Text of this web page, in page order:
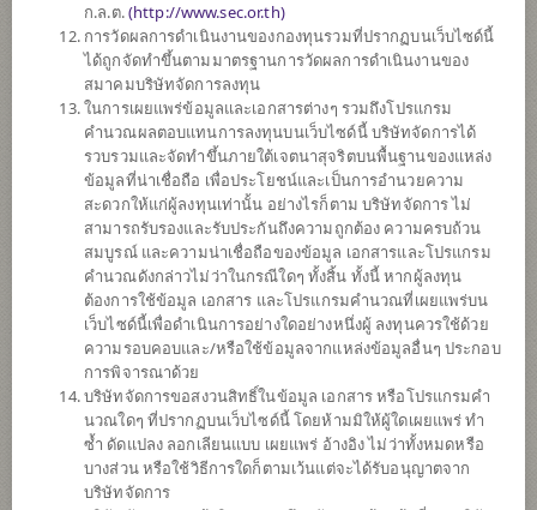
ข้อมูลการสั่งซื้อขาย
ดาวน์โหลดเอกสาร
ปฏิทินวันหยุด
นโยบาย
ลงทุนง่ายๆ ผ่าน SCB EASY คลิก
เน้นลงทุนในหน่วยลงทุนของกองทุนรวมต่างประเทศเพียงกองทุน
เดียว (Feeder Fund) ได้แก่ VanEck Semiconductor UCITS ETF
(กองทุนหลัก) สกุลเงิน USD กองทุนหลักลงทุนในตราสารทุน
ตราสาร depository receipts ที่จดทะเบียนในตลาดหลักทรัพย์
สหรัฐ ในอุตสาหกรรม Semiconductor ใช้กลยุทธ์การลงทุนแบบ
Replication Strategy ซึ่งลงทุนในตราสารทุน American
depository receipts (ADRs) และ Global depository receipts
ที่เป็นส่วนประกอบในดัชนี MVIS US Listed Semiconductor
10% Capped ESG Index เพื่อให้ผลการดำเนินงานของกองทุน
ก่อนหักค่าธรรมเนียมและค่าใช้จ่ายใกล้เคียงกับผลตอบแทนของ
ก.ล.ต.(http://www.sec.or.th)
การวัดผลการดำเนินงานของกองทุนรวมที่ปรากฏบนเว็บไซด์นี้
ได้ถูกจัดทำขึ้นตามมาตรฐานการวัดผลการดำเนินงานของ
สมาคมบริษัทจัดการลงทุน
ในการเผยแพร่ข้อมูลและเอกสารต่างๆ รวมถึงโปรแกรม
คำนวณผลตอบแทนการลงทุนบนเว็บไซด์นี้ บริษัทจัดการได้
รวบรวมและจัดทำขึ้นภายใต้เจตนาสุจริตบนพื้นฐานของแหล่ง
ข้อมูลที่น่าเชื่อถือ เพื่อประโยชน์และเป็นการอำนวยความ
สะดวกให้แก่ผู้ลงทุนเท่านั้น อย่างไรก็ตาม บริษัทจัดการ ไม่
สามารถรับรองและรับประกันถึงความถูกต้อง ความครบถ้วน
สมบูรณ์ และความน่าเชื่อถือของข้อมูล เอกสารและโปรแกรม
คำนวณดังกล่าวไม่ว่าในกรณีใดๆ ทั้งสิ้น ทั้งนี้ หากผู้ลงทุน
ต้องการใช้ข้อมูล เอกสาร และโปรแกรมคำนวณที่เผยแพร่บน
เว็บไซด์นี้เพื่อดำเนินการอย่างใดอย่างหนึ่งผู้ ลงทุนควรใช้ด้วย
ความรอบคอบและ/หรือใช้ข้อมูลจากแหล่งข้อมูลอื่นๆ ประกอบ
การพิจารณาด้วย
บริษัทจัดการขอสงวนสิทธิ์ในข้อมูล เอกสาร หรือโปรแกรมคำ
นวณใดๆ ที่ปรากฏบนเว็บไซด์นี้ โดยห้ามมิให้ผู้ใดเผยแพร่ ทำ
ซ้ำ ดัดแปลง ลอกเลียนแบบ เผยแพร่ อ้างอิง ไม่ว่าทั้งหมดหรือ
บางส่วน หรือใช้วิธีการใดก็ตามเว้นแต่จะได้รับอนุญาตจาก
บริษัทจัดการ